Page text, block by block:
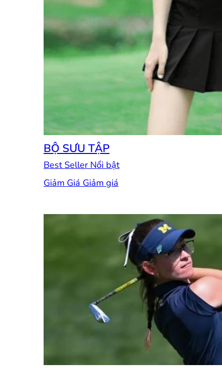
BỘ SƯU TẬP
Best Seller
Giảm Giá